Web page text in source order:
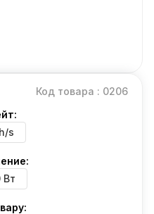
Код товара : 0206
s
Вт